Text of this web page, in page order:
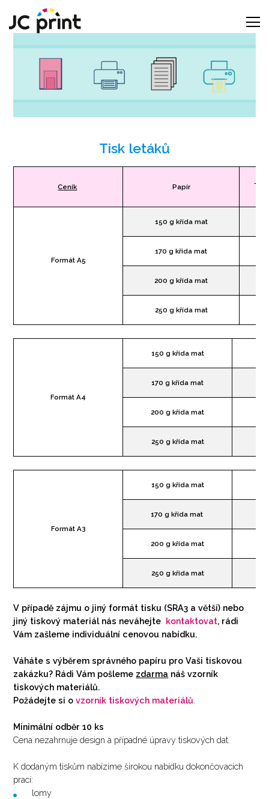
Tisk letáků
Ceník Papír
Formát A5
150 g křída mat
170 g křída mat
200 g křída mat
250 g křída mat
Formát A4
150 g křída mat
170 g křída mat
200 g křída mat
250 g křída mat
Formát A3
150 g křída mat
170 g křída mat
200 g křída mat
250 g křída mat
V případě zájmu o jiný formát tisku (SRA3 a větší) nebo
jiný tiskový materiál nás neváhejte
kontaktovat, rádi
Vám zašleme individuální cenovou nabídku.
Váháte s výběrem správného papíru pro Vaši tiskovou
zakázku? Rádi Vám pošleme zdarma náš vzorník
tiskových materiálů.
Požádejte si o vzorník tiskových materiálů.
Minimální odběr 10 ks
Cena nezahrnuje design a případné úpravy tiskových dat.
K dodaným tiskům nabízíme širokou nabídku dokončovacích
prací:
lomy